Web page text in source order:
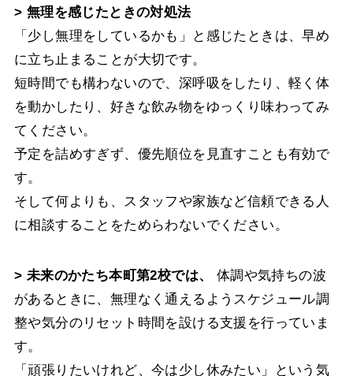
> 無理を感じたときの対処法
「少し無理をしているかも」と感じたときは、早め
に立ち止まることが大切です。
短時間でも構わないので、深呼吸をしたり、軽く体
を動かしたり、好きな飲み物をゆっくり味わってみ
てください。
予定を詰めすぎず、優先順位を見直すことも有効で
す。
そして何よりも、スタッフや家族など信頼できる人
に相談することをためらわないでください。
> 未来のかたち本町第2校では、
体調や気持ちの波
があるときに、無理なく通えるようスケジュール調
整や気分のリセット時間を設ける支援を行っていま
す。
「頑張りたいけれど、今は少し休みたい」という気